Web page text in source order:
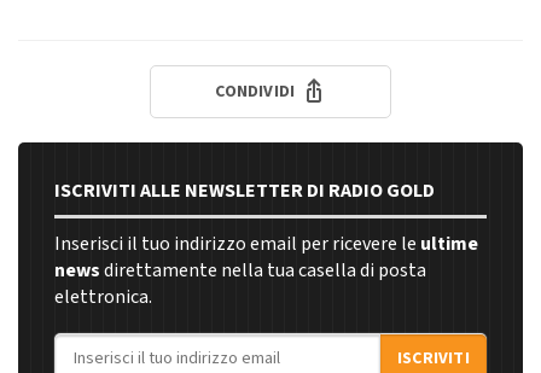
CONDIVIDI
ISCRIVITI ALLE NEWSLETTER DI RADIO GOLD
Inserisci il tuo indirizzo email per ricevere le ultime
newsdirettamente nella tua casella di posta
elettronica.
Indirizzo email
ISCRIVITI